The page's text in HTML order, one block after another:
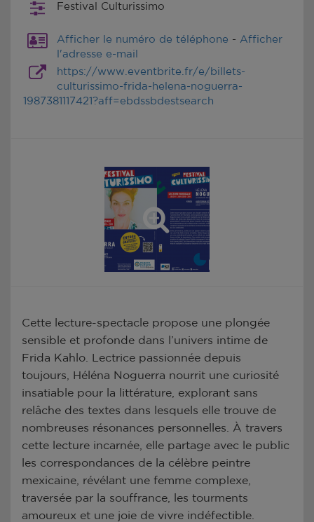
Festival Culturissimo
Afficher le numéro de téléphone - Afficher
l'adresse e-mail
https://www.eventbrite.fr/e/billets-
culturissimo-frida-helena-noguerra-
1987381117421?aff=ebdssbdestsearch
Cette lecture-spectacle propose une plongée
sensible et profonde dans l’univers intime de
Frida Kahlo. Lectrice passionnée depuis
toujours, Héléna Noguerra nourrit une curiosité
insatiable pour la littérature, explorant sans
relâche des textes dans lesquels elle trouve de
nombreuses résonances personnelles. À travers
cette lecture incarnée, elle partage avec le public
les correspondances de la célèbre peintre
mexicaine, révélant une femme complexe,
traversée par la souffrance, les tourments
amoureux et une joie de vivre indéfectible.